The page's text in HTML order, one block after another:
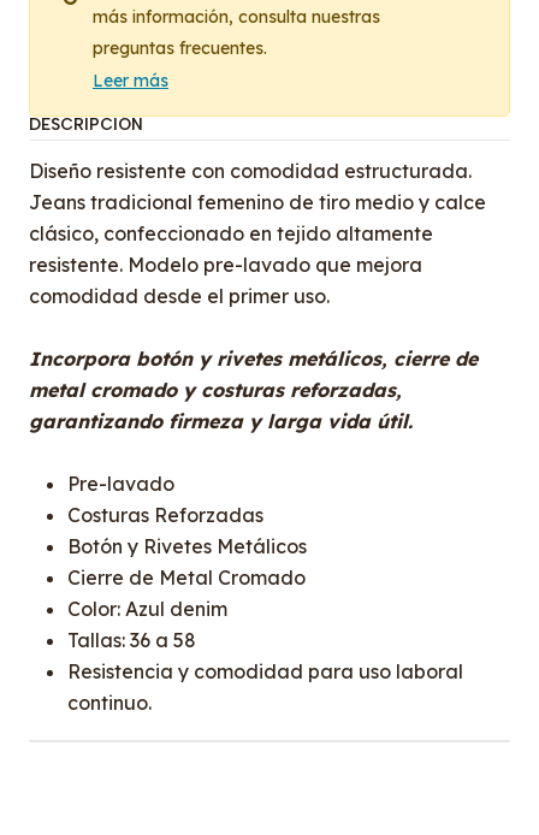
más información, consulta nuestras
preguntas frecuentes.
Leer más
DESCRIPCIÓN
Diseño resistente con comodidad estructurada.
Jeans tradicional femenino de tiro medio y calce
clásico, confeccionado en tejido altamente
resistente. Modelo pre-lavado que mejora
comodidad desde el primer uso.
Incorpora botón y rivetes metálicos, cierre de
metal cromado y costuras reforzadas,
garantizando firmeza y larga vida útil.
Pre-lavado
Costuras Reforzadas
Botón y Rivetes Metálicos
Cierre de Metal Cromado
Color: Azul denim
Tallas: 36 a 58
Resistencia y comodidad para uso laboral
continuo.